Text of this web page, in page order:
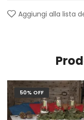
Aggiungi alla lista
50% OFF